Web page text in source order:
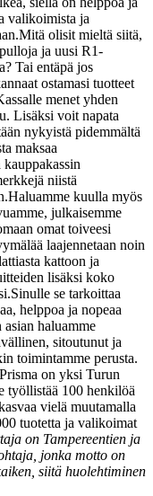
valikoimista ja
Mitä olisit mieltä siitä,
ja uusi R1-
Tai entäpä jos
ostamasi tuotteet
menet yhden
Lisäksi voit napata
nykyistä pidemmältä
maksaa
niistä
Haluamme kuulla myös
julkaisemme
omat toiveesi
laajennetaan noin
kattoon ja
lisäksi koko
Sinulle se tarkoittaa
helppoa ja nopeaa
asian haluamme
sitoutunut ja
toimintamme perusta.
on yksi Turun
työllistää 100 henkilöä
vielä muutamalla
tuotetta ja valikoimat
on Tampereentien ja
jonka motto on
siitä huolehtiminen